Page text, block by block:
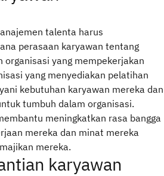
talenta harus
perasaan karyawan tentang
organisasi yang mempekerjakan
yang menyediakan pelatihan
kebutuhan karyawan mereka dan
tumbuh dalam organisasi.
meningkatkan rasa bangga
mereka dan minat mereka
mereka.
karyawan